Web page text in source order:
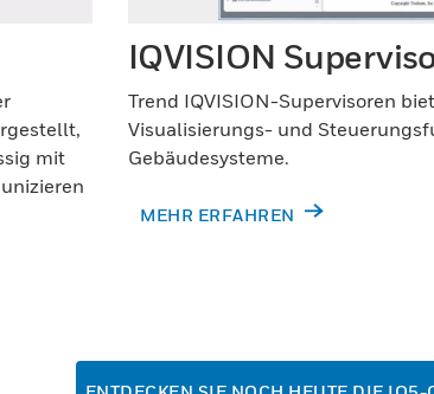
mit
IQVISION
Trend IQVISION-Supervisoren
Visualisierungs- und
Gebäudesysteme.
MEHR ERFAHREN